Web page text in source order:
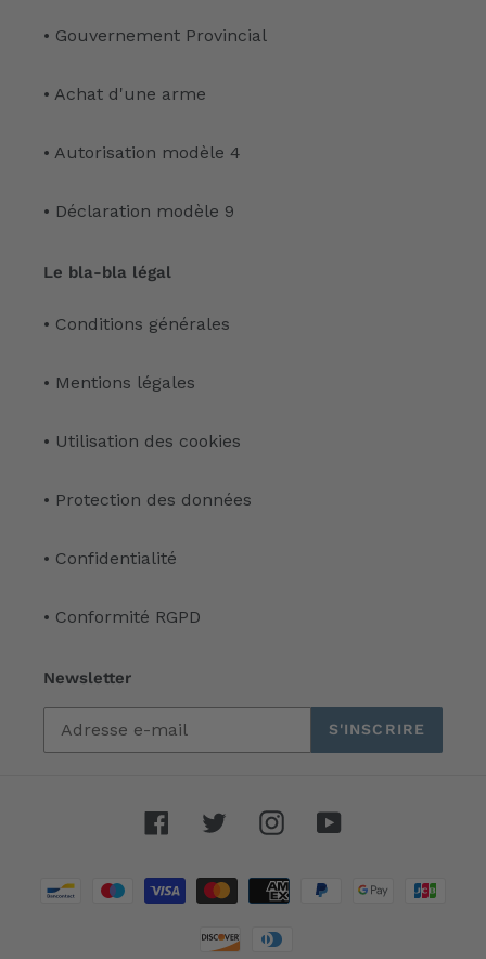
• Gouvernement Provincial
• Achat d'une arme
• Autorisation modèle 4
• Déclaration modèle 9
Le bla-bla légal
• Conditions générales
• Mentions légales
• Utilisation des cookies
• Protection des données
• Confidentialité
• Conformité RGPD
Newsletter
S'INSCRIRE
FacebookTwitterInstagram
Moyens
de
paiement